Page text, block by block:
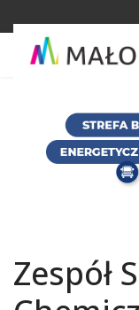
Zespół